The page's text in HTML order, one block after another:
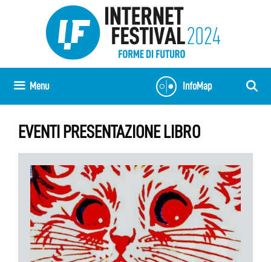
InfoMap
Menu
EVENTI PRESENTAZIONE LIBRO